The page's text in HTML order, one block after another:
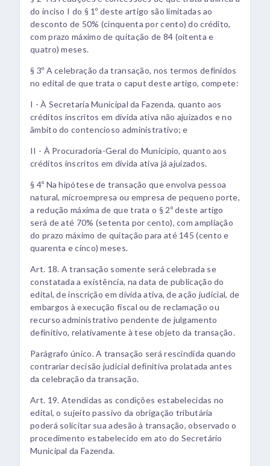
do inciso I do § 1º deste artigo são limitadas ao
desconto de 50% (cinquenta por cento) do crédito,
com prazo máximo de quitação de 84 (oitenta e
quatro) meses.
§ 3º A celebração da transação, nos termos definidos
no edital de que trata o caput deste artigo, compete:
I - À Secretaria Municipal da Fazenda, quanto aos
créditos inscritos em dívida ativa não ajuizados e no
âmbito do contencioso administrativo; e
II - À Procuradoria-Geral do Município, quanto aos
créditos inscritos em dívida ativa já ajuizados.
§ 4º Na hipótese de transação que envolva pessoa
natural, microempresa ou empresa de pequeno porte,
a redução máxima de que trata o § 2º deste artigo
será de até 70% (setenta por cento), com ampliação
do prazo máximo de quitação para até 145 (cento e
quarenta e cinco) meses.
Art. 18. A transação somente será celebrada se
constatada a existência, na data de publicação do
edital, de inscrição em dívida ativa, de ação judicial, de
embargos à execução fiscal ou de reclamação ou
recurso administrativo pendente de julgamento
definitivo, relativamente à tese objeto da transação.
Parágrafo único. A transação será rescindida quando
contrariar decisão judicial definitiva prolatada antes
da celebração da transação.
Art. 19. Atendidas as condições estabelecidas no
edital, o sujeito passivo da obrigação tributária
poderá solicitar sua adesão à transação, observado o
procedimento estabelecido em ato do Secretário
Municipal da Fazenda.